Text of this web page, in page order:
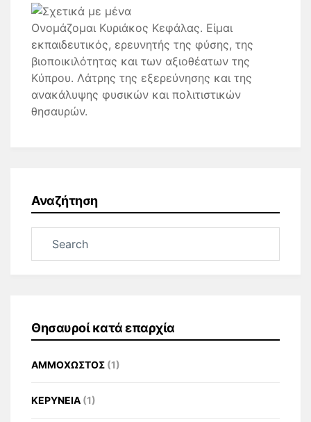
Ονομάζομαι Κυριάκος Κεφάλας. Είμαι
εκπαιδευτικός, ερευνητής της φύσης, της
βιοποικιλότητας και των αξιοθέατων της
Κύπρου. Λάτρης της εξερεύνησης και της
ανακάλυψης φυσικών και πολιτιστικών
θησαυρών.
Αναζήτηση
Θησαυροί κατά επαρχία
ΑΜΜΟΧΩΣΤΟΣ (1)
ΚΕΡΥΝΕΙΑ (1)